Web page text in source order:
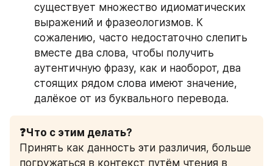
существует множество идиоматических
выражений и фразеологизмов. К
сожалению, часто недостаточно слепить
вместе два слова, чтобы получить
аутентичную фразу, как и наоборот, два
стоящих рядом слова имеют значение,
далёкое от из буквального перевода.
❓Что с этим делать?
Принять как данность эти различия, больше
погружаться в контекст путём чтения в